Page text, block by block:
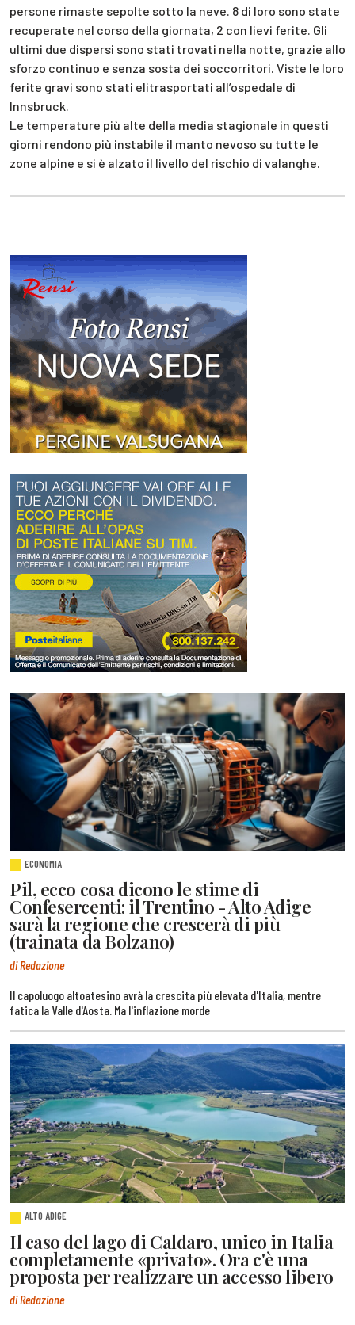
persone rimaste sepolte sotto la neve. 8 di loro sono state
recuperate nel corso della giornata, 2 con lievi ferite. Gli
ultimi due dispersi sono stati trovati nella notte, grazie allo
sforzo continuo e senza sosta dei soccorritori. Viste le loro
ferite gravi sono stati elitrasportati all’ospedale di
Innsbruck.
Le temperature più alte della media stagionale in questi
giorni rendono più instabile il manto nevoso su tutte le
zone alpine e si è alzato il livello del rischio di valanghe.
ECONOMIA
Pil, ecco cosa dicono le stime di
Confesercenti: il Trentino - Alto Adige
sarà la regione che crescerà di più
(trainata da Bolzano)
di Redazione
Il capoluogo altoatesino avrà la crescita più elevata d'Italia, mentre
fatica la Valle d'Aosta. Ma l'inflazione morde
ALTO ADIGE
Il caso del lago di Caldaro, unico in Italia
completamente «privato». Ora c'è una
proposta per realizzare un accesso libero
di Redazione